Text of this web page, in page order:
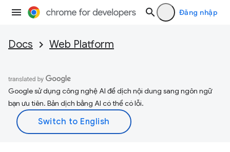
Đăng nhập
Docs Web Platform
Google sử dụng công nghệ AI để dịch nội dung sang ngôn ngữ
bạn ưu tiên. Bản dịch bằng AI có thể có lỗi.